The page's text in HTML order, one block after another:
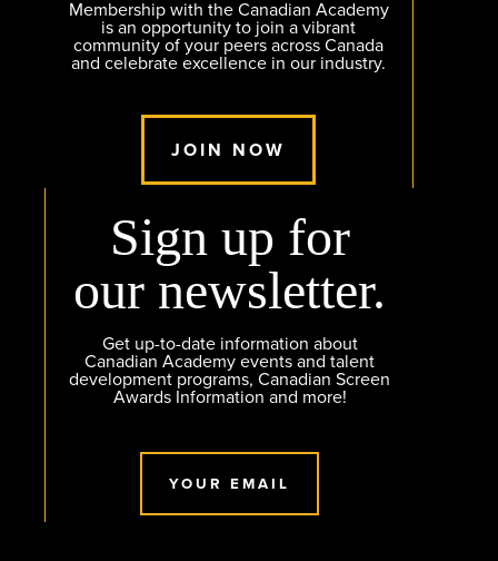
Membership with the Canadian Academy
is an opportunity to join a vibrant
community of your peers across Canada
and celebrate excellence in our industry.
JOIN NOW
Sign up for
our newsletter.
Get up-to-date information about
Canadian Academy events and talent
development programs, Canadian Screen
Awards Information and more!
YOUR EMAIL